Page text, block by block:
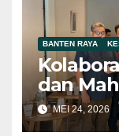
BANTEN RAYA
dan
pada
Teknis
MEI 24, 2026